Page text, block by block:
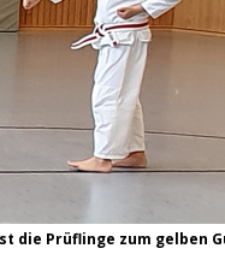
die Prüflinge zum gelben